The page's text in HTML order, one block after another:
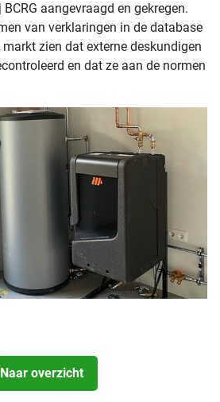
aangevraagd en gekregen.
van verklaringen in de database
markt zien dat externe deskundigen
en dat ze aan de normen
Naar overzicht